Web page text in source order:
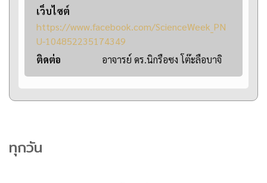
เว็บไซต์
https://www.facebook.com/ScienceWeek_PN
U-104852235174349
ติดต่อ
อาจารย์ ดร.นิกรือซง โต๊ะลือบาจิ
ทุกวัน